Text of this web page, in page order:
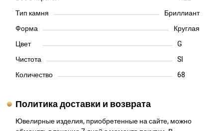
Тип камня
Бриллиант
Форма
Круглая
Цвет
G
Чистота
SI
Количество
68
Политика доставки и возврата
Ювелирные изделия, приобретенные на сайте, можно